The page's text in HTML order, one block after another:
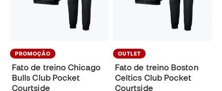
PROMOÇÃO
Fato de treino Chicago
Bulls Club Pocket
Courtside
OUTLET
Fato de treino Boston
Celtics Club Pocket
Courtside